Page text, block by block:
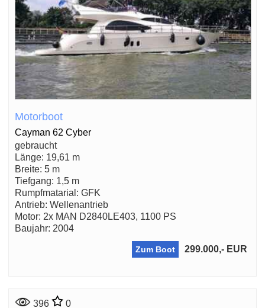
Motorboot
Cayman 62 Cyber
gebraucht
Länge: 19,61 m
Breite: 5 m
Tiefgang: 1,5 m
Rumpfmatarial: GFK
Antrieb: Wellenantrieb
Motor: 2x MAN D2840LE403, 1100 PS
Baujahr: 2004
Zum Boot 299.000,- EUR
396 0